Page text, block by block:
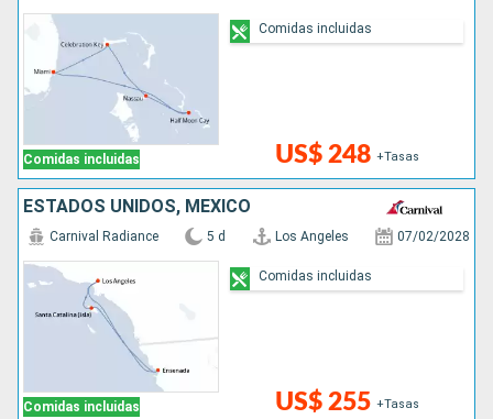
Comidas incluidas US$ 248 +Tasas
Comidas incluidas
ESTADOS UNIDOS, MÉXICO
Comidas incluidas
Carnival Radiance 5 d Los Angeles 07/02/2028
US$ 255 +Tasas
Comidas incluidas